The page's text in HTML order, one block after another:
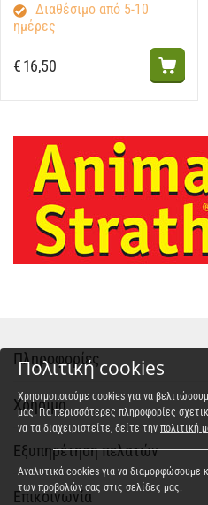
Διαθέσιμο από 5-10
ημέρες
€16,50
Πληροφορίες
Χρήσιμα
Εξυπηρέτηση πελατών
Επικοινωνία
Πολιτική cookies
Χρησιμοποιούμε cookies για να
μας. Για περισσότερες πληροφορίες
να τα διαχειριστείτε, δείτε την πολιτική
Αναλυτικά cookies για να διαμορφώσουμε
των προβολών σας στις σελίδες μας.